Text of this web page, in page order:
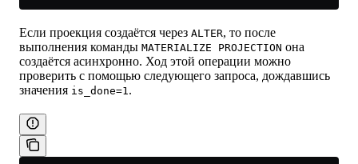
Если проекция создаётся через ALTER, то после
выполнения команды MATERIALIZE PROJECTION она
создаётся асинхронно. Ход этой операции можно
проверить с помощью следующего запроса, дождавшись
значения is_done=1.